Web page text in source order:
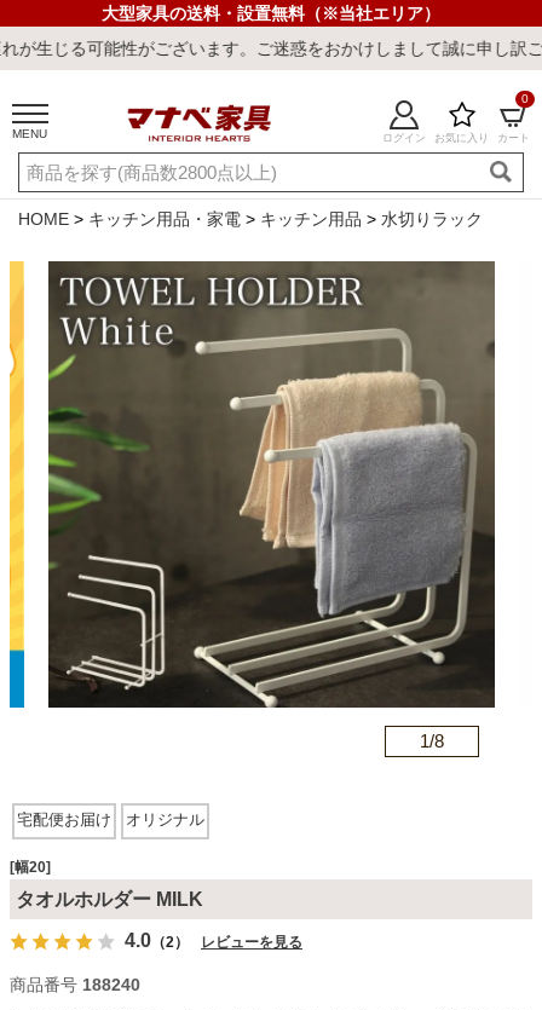
大型家具の送料・設置無料（※当社エリア）
がございます。ご迷惑をおかけしまして誠に申し訳ございません。
MENU ログイン お気に入り カート
0
ご利用ガイド 新規会員登録
店舗一覧 閲覧履歴
キーワード・商品番号で探す
最短発送 冷感寝具 ワークデスク ウィルトンラ
椅子・チェア
HOME キッチン用品・家電 キッチン用品 水切りラック
1/8
宅配便お届け オリジナル
[幅20]
タオルホルダー MILK
4.0 （2） レビューを見る
商品番号 188240